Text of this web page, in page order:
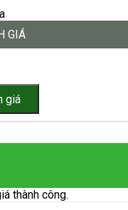
GIÁ
thành công.